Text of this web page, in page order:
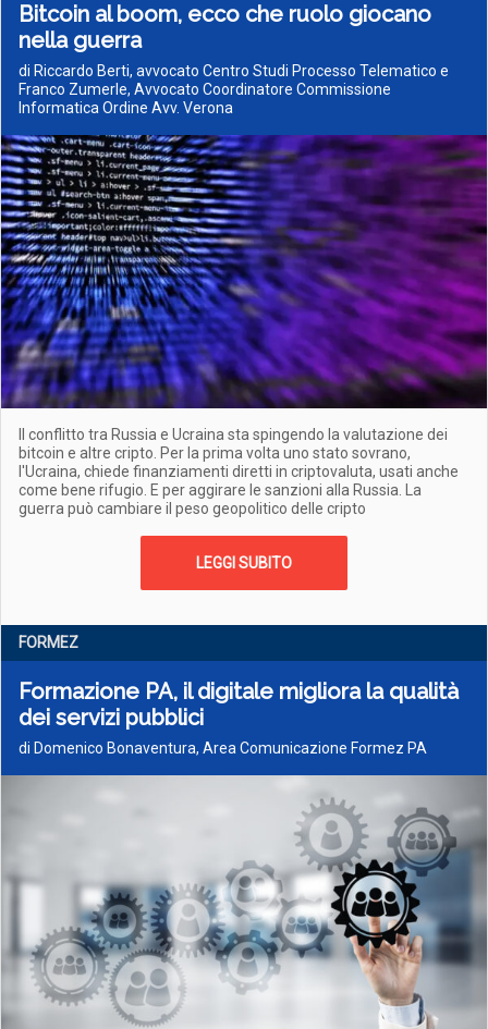
Bitcoin al boom, ecco che ruolo giocano
nella guerra
di Riccardo Berti, avvocato Centro Studi Processo Telematico e
Franco Zumerle, Avvocato Coordinatore Commissione
Informatica Ordine Avv. Verona
Il conflitto tra Russia e Ucraina sta spingendo la valutazione dei
bitcoin e altre cripto. Per la prima volta uno stato sovrano,
l'Ucraina, chiede finanziamenti diretti in criptovaluta, usati anche
come bene rifugio. E per aggirare le sanzioni alla Russia. La
guerra può cambiare il peso geopolitico delle cripto
LEGGI SUBITO
FORMEZ
Formazione PA, il digitale migliora la qualità
dei servizi pubblici
di Domenico Bonaventura, Area Comunicazione Formez PA